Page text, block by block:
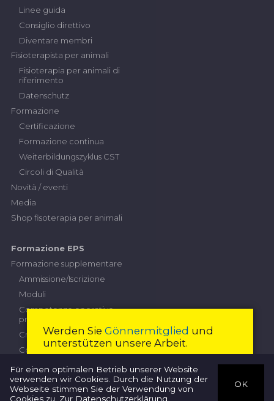
Linee guida
Consiglio direttivo
Diventare membri
Fisioterapista per animali
Fisioterapia per animali di
riferimento
Datenschutz
Formazione
Certificazione
Formazione continua
Weiterbildungszyklus CST
Circoli di Qualità
Novità / eventi
Media
Shop fisoterapia per animali
Formazione EPS
Formazione supplementare
Ammissione/Iscrizione
Moduli
Competenze operative
professionali
Criteri di prestazione
Contributi
Esame professionale superiore
Commissione d'esame
Iscrizione
Werden Sie Gönnermitglied und
unterstützen unsere Arbeit.
Diventare membro Chiudi
Für einen optimalen Betrieb unserer Website
verwenden wir Cookies. Durch die Nutzung der
Webseite stimmen Sie der Verwendung von
Cookies zu. Zur Datenschutzerklärung
OK